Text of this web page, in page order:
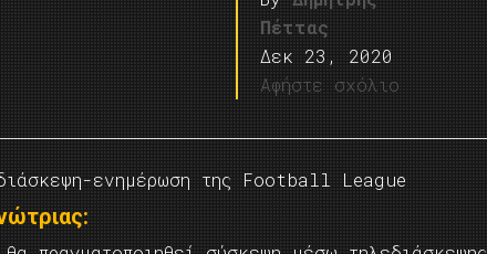
Πέττας
Δεκ 23, 2020
Αφήστε σχόλιο
ενημέρωση της Football League